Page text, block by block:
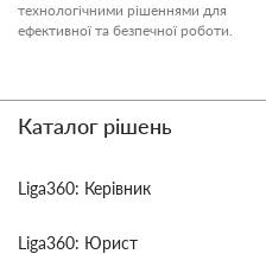
технологічними рішеннями для
ефективної та безпечної роботи.
Каталог рішень
Liga360: Керівник
Liga360: Юрист